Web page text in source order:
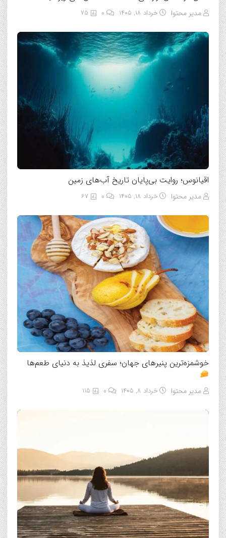
مدیر محتوا خرداد ۱۸, ۱۴۰۵ 75
اقیانوس؛ روایت بی‌پایان تاریخ آب‌های زمین
مدیر محتوا خرداد ۱۸, ۱۴۰۵ 67
خوشمزه‌ترین پنیرهای جهان؛ سفری لذیذ به دنیای طعم‌ها
مدیر محتوا خرداد ۸, ۱۴۰۵ 115